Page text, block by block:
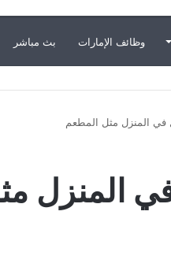
وظائف الإمارات بث مباشر
في المنزل مثل المطعم
المنزل